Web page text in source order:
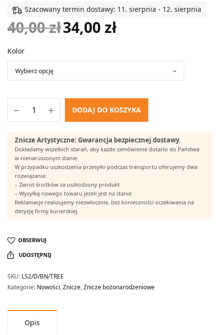
Szacowany termin dostawy: 11. sierpnia - 12. sierpnia
40,00zł Pierwotna
34,00złAktualna
Kolor
DODAJ DO KOSZYKA
Znicze Artystyczne: Gwarancja bezpiecznej dostawy.
Dokładamy wszelkich starań, aby każde zamówienie dotarło do Państwa
w nienaruszonym stanie.
W przypadku uszkodzenia przesyłki podczas transportu oferujemy dwa
rozwiązania:
– Zwrot środków za uszkodzony produkt
– Wysyłkę nowego towaru jeżeli jest na stanie
Reklamacje realizujemy niezwłocznie, bez konieczności oczekiwania na
decyzję firmy kurierskiej.
OBSERWUJ
UDOSTĘPNIJ
SKU: LS2/D/BN/TREE
Kategorie: Nowości,Znicze,Znicze bożonarodzeniowe
Opis